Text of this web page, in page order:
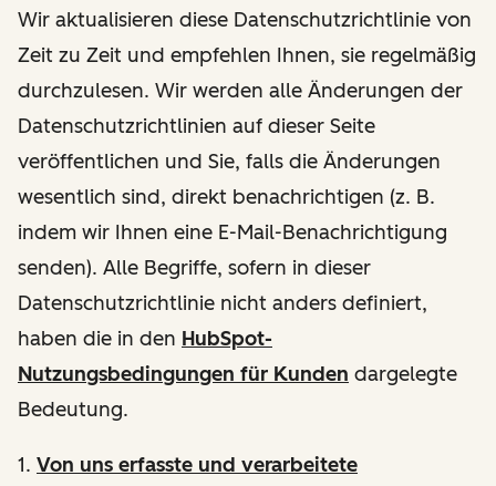
Wir aktualisieren diese Datenschutzrichtlinie von
Zeit zu Zeit und empfehlen Ihnen, sie regelmäßig
durchzulesen. Wir werden alle Änderungen der
Datenschutzrichtlinien auf dieser Seite
veröffentlichen und Sie, falls die Änderungen
wesentlich sind, direkt benachrichtigen (z. B.
indem wir Ihnen eine E-Mail-Benachrichtigung
senden). Alle Begriffe, sofern in dieser
Datenschutzrichtlinie nicht anders definiert,
haben die in den HubSpot-
Nutzungsbedingungen für Kunden dargelegte
Bedeutung.
1. Von uns erfasste und verarbeitete